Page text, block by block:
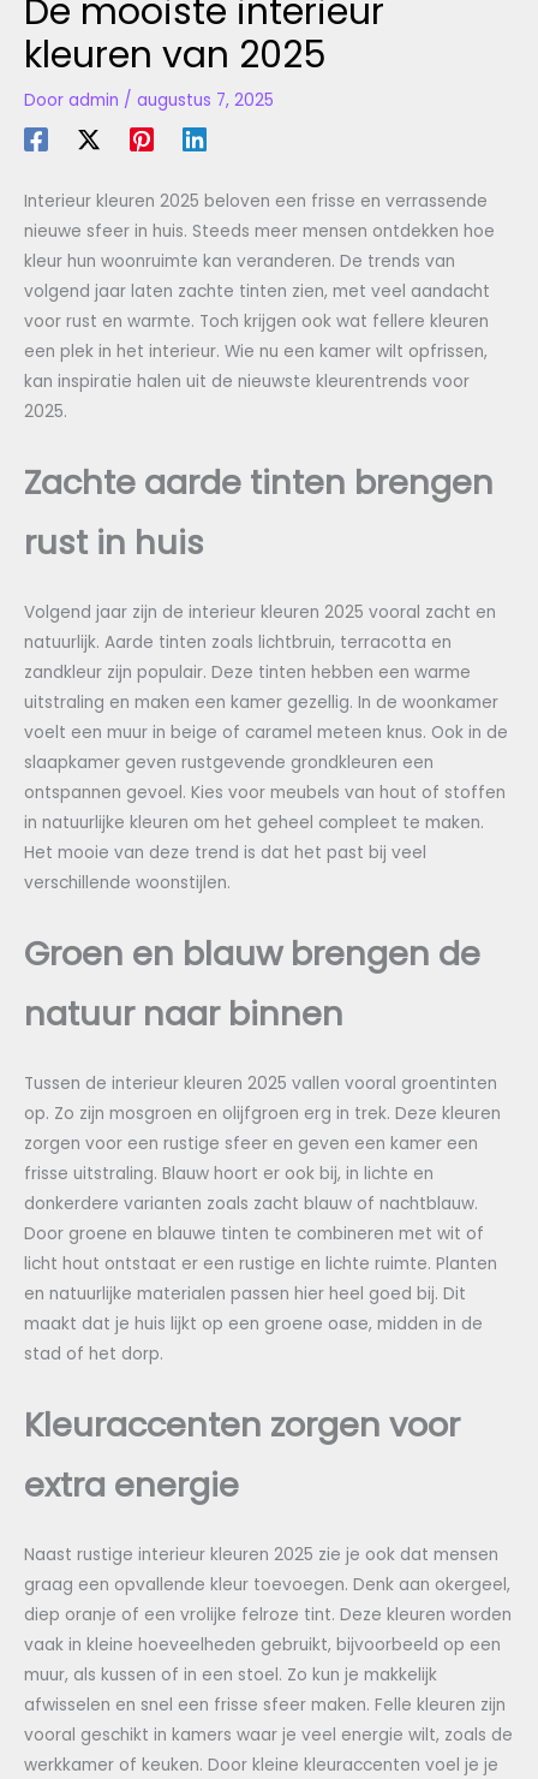
De mooiste interieur
kleuren van 2025
Door admin / augustus 7, 2025
Interieur kleuren 2025 beloven een frisse en verrassende
nieuwe sfeer in huis. Steeds meer mensen ontdekken hoe
kleur hun woonruimte kan veranderen. De trends van
volgend jaar laten zachte tinten zien, met veel aandacht
voor rust en warmte. Toch krijgen ook wat fellere kleuren
een plek in het interieur. Wie nu een kamer wilt opfrissen,
kan inspiratie halen uit de nieuwste kleurentrends voor
2025.
Zachte aarde tinten brengen
rust in huis
Volgend jaar zijn de interieur kleuren 2025 vooral zacht en
natuurlijk. Aarde tinten zoals lichtbruin, terracotta en
zandkleur zijn populair. Deze tinten hebben een warme
uitstraling en maken een kamer gezellig. In de woonkamer
voelt een muur in beige of caramel meteen knus. Ook in de
slaapkamer geven rustgevende grondkleuren een
ontspannen gevoel. Kies voor meubels van hout of stoffen
in natuurlijke kleuren om het geheel compleet te maken.
Het mooie van deze trend is dat het past bij veel
verschillende woonstijlen.
Groen en blauw brengen de
natuur naar binnen
Tussen de interieur kleuren 2025 vallen vooral groentinten
op. Zo zijn mosgroen en olijfgroen erg in trek. Deze kleuren
zorgen voor een rustige sfeer en geven een kamer een
frisse uitstraling. Blauw hoort er ook bij, in lichte en
donkerdere varianten zoals zacht blauw of nachtblauw.
Door groene en blauwe tinten te combineren met wit of
licht hout ontstaat er een rustige en lichte ruimte. Planten
en natuurlijke materialen passen hier heel goed bij. Dit
maakt dat je huis lijkt op een groene oase, midden in de
stad of het dorp.
Kleuraccenten zorgen voor
extra energie
Naast rustige interieur kleuren 2025 zie je ook dat mensen
graag een opvallende kleur toevoegen. Denk aan okergeel,
diep oranje of een vrolijke felroze tint. Deze kleuren worden
vaak in kleine hoeveelheden gebruikt, bijvoorbeeld op een
muur, als kussen of in een stoel. Zo kun je makkelijk
afwisselen en snel een frisse sfeer maken. Felle kleuren zijn
vooral geschikt in kamers waar je veel energie wilt, zoals de
werkkamer of keuken. Door kleine kleuraccenten voel je je